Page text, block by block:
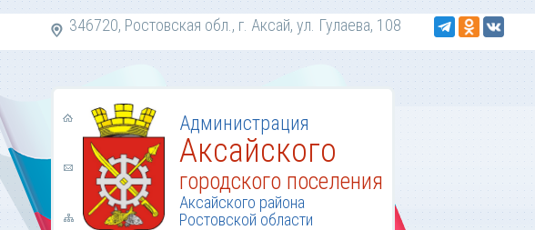
346720, Ростовская обл., г. Аксай, ул. Гулаева, 108
Администрация
Аксайского
городского поселения
Аксайского района
Ростовской области